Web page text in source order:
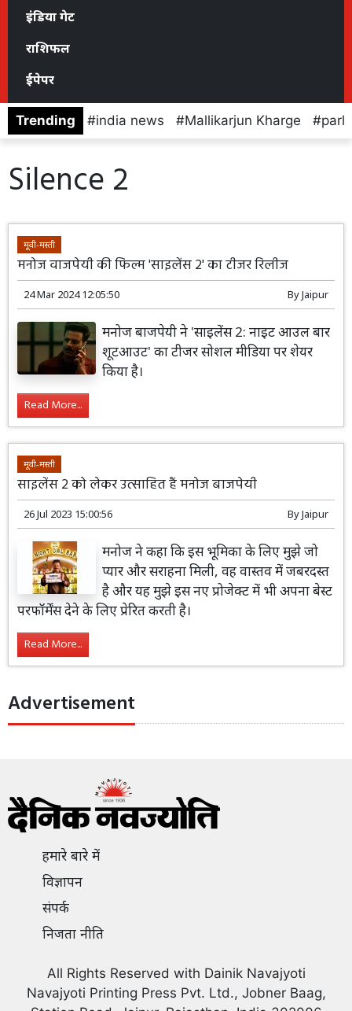
इंडिया गेट
राशिफल
ईपेपर
Trending india news Mallikarjun Kharge
Silence 2
मूवी-मस्ती
मनोज वाजपेयी की फिल्म 'साइलेंस 2' का टीजर रिलीज
24 Mar 2024 12:05:50 ByJaipur
मनोज बाजपेयी ने 'साइलेंस 2: नाइट आउल बार
शूटआउट' का टीजर सोशल मीडिया पर शेयर
किया है।
Read More...
मूवी-मस्ती
साइलेंस 2 को लेकर उत्साहित हैं मनोज बाजपेयी
26 Jul 2023 15:00:56 ByJaipur
मनोज ने कहा कि इस भूमिका के लिए मुझे जो
प्यार और सराहना मिली, वह वास्तव में जबरदस्त
है और यह मुझे इस नए प्रोजेक्ट में भी अपना बेस्ट
परफॉर्मेंस देने के लिए प्रेरित करती है।
Read More...
Advertisement
हमारे बारे में
विज्ञापन
संपर्क
निजता नीति
All Rights Reserved with Dainik Navajyoti
Navajyoti Printing Press Pvt. Ltd., Jobner Baag,